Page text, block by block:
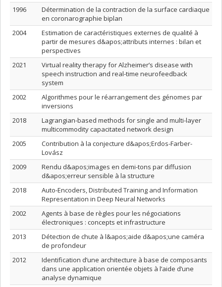
1996
Détermination de la contraction de la surface cardiaque
en coronarographie biplan
2004
Estimation de caractéristiques externes de qualité à
partir de mesures d&apos;attributs internes : bilan et
perspectives
2021
Virtual reality therapy for Alzheimer’s disease with
speech instruction and real-time neurofeedback
system
2002
Algorithmes pour le réarrangement des génomes par
inversions
2018
Lagrangian-based methods for single and multi-layer
multicommodity capacitated network design
2005
Contribution à la conjecture d&apos;Erdos-Farber-
Lovász
2009
Rendu d&apos;images en demi-tons par diffusion
d&apos;erreur sensible à la structure
2018
Auto-Encoders, Distributed Training and Information
Representation in Deep Neural Networks
2002
Agents à base de règles pour les négociations
électroniques : concepts et infrastructure
2013
Détection de chute à l&apos;aide d&apos;une caméra
de profondeur
2012
Identification d’une architecture à base de composants
dans une application orientée objets à l’aide d’une
analyse dynamique